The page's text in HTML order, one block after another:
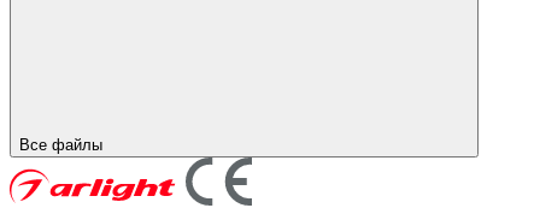
Все файлы